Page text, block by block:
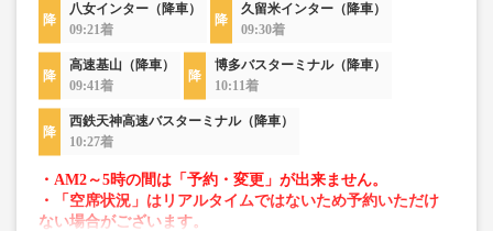
八女インター（降車）
09:21着
久留米インター（降車）
09:30着
高速基山（降車）
09:41着
博多バスターミナル（降車）
10:11着
西鉄天神高速バスターミナル（降車）
10:27着
・AM2～5時の間は「予約・変更」が出来ません。
・「空席状況」はリアルタイムではないため予約いただけ
ない場合がございます。